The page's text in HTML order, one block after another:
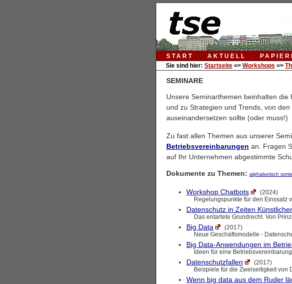
START AKTUELL
Sie sind hier: Startseite => Workshops =>
SEMINARE
Unsere Seminarthemen beinhalten
und zu Strategien und Trends, von
auseinandersetzen sollte (oder muss!)
Zu fast allen Themen aus unserer
Betriebsvereinbarungen an. Fragen
auf Ihr Unternehmen abgestimmte
Dokumente zu Themen: alphabetisch
Workshop Chatbots
(2024)
Regelungspunkte für den Einssatz
Datenschutz in Zeiten
Das entartete Grundrecht. Von
Big Data
(2017)
Neue Geschäftsmodelle -
Big Data-Anwendungen im
Ideen für eine
Datenschutzfallen
(2017)
Beispiele für die Zweiseitigkeit von
Wenn big data aus dem Ruder